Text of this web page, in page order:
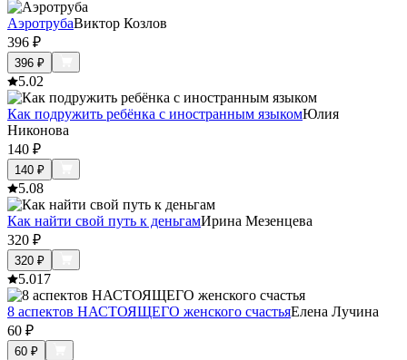
АэротрубаВиктор Козлов
396 ₽
396 ₽
5.02
Как подружить ребёнка с иностранным языкомЮлия
Никонова
140 ₽
140 ₽
5.08
Как найти свой путь к деньгамИрина Мезенцева
320 ₽
320 ₽
5.017
8 аспектов НАСТОЯЩЕГО женского счастьяЕлена Лучина
60 ₽
60 ₽